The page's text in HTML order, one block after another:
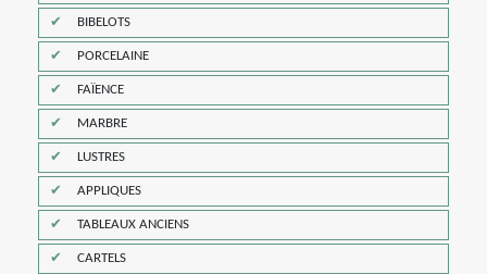
BIBELOTS
PORCELAINE
FAÏENCE
MARBRE
LUSTRES
APPLIQUES
TABLEAUX ANCIENS
CARTELS